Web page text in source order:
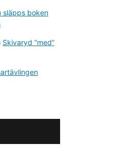
släpps boken
Skivaryd ”med”